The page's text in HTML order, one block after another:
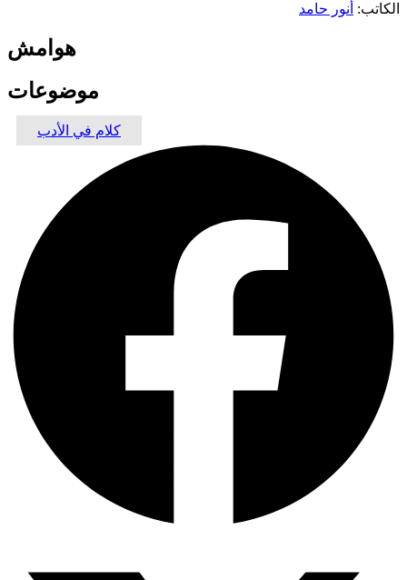
الكاتب: أنور حامد
هوامش
موضوعات
كلام في الأدب